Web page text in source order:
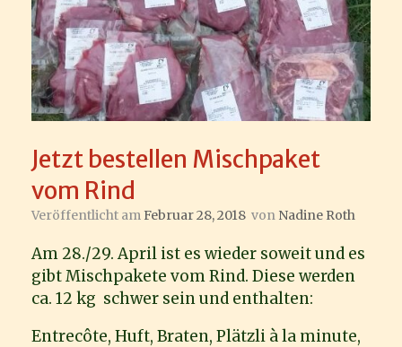
Jetzt bestellen Mischpaket
vom Rind
Veröffentlicht amFebruar 28, 2018 von Nadine Roth
Am 28./29. April ist es wieder soweit und es
gibt Mischpakete vom Rind. Diese werden
ca. 12 kg schwer sein und enthalten:
Entrecôte, Huft, Braten, Plätzli à la minute,